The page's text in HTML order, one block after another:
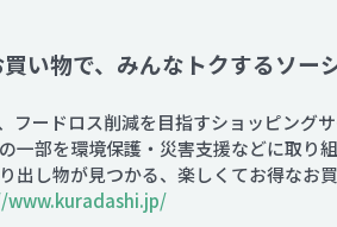
い物で、みんなトクするソー
フードロス削減を目指すショッピング
一部を環境保護・災害支援などに取り
出し物が見つかる、楽しくてお得なお